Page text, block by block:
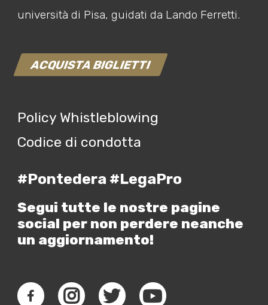
università di Pisa, guidati da Lando Ferretti.
ACQUISTA BIGLIETTI
Policy Whistleblowing
Codice di condotta
#Pontedera #LegaPro
Segui tutte le nostre pagine
social per non perdere neanche
un aggiornamento!